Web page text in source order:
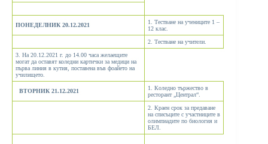
ПОНЕДЕЛНИК 20.12.2021
1. Тестване на учениците 1 –
12 клас.
2. Тестване на учители.
3. На 20.12.2021 г. до 14.00 часа желаещите
могат да оставят коледни картички за медици на
първа линия в кутия, поставена във фоайето на
училището.
ВТОРНИК 21.12.2021
1. Коледно тържество в
ресторант „Централ“.
2. Краен срок за предаване
на списъците с участниците в
олимпиадите по биология и
БЕЛ.